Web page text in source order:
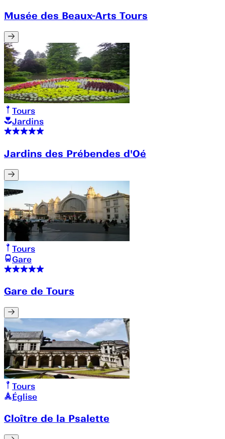
Musée des Beaux-Arts Tours
Tours
Jardins
Jardins des Prébendes d'Oé
Tours
Gare
Gare de Tours
Tours
Église
Cloître de la Psalette